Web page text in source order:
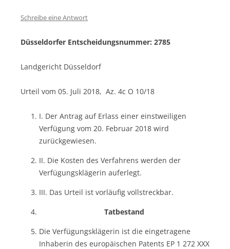
Schreibe eine Antwort
Düsseldorfer Entscheidungsnummer: 2785
Landgericht Düsseldorf
Urteil vom 05. Juli 2018, Az. 4c O 10/18
I. Der Antrag auf Erlass einer einstweiligen
Verfügung vom 20. Februar 2018 wird
zurückgewiesen.
II. Die Kosten des Verfahrens werden der
Verfügungsklägerin auferlegt.
III. Das Urteil ist vorläufig vollstreckbar.
Tatbestand
Die Verfügungsklägerin ist die eingetragene
Inhaberin des europäischen Patents EP 1 272 XXX